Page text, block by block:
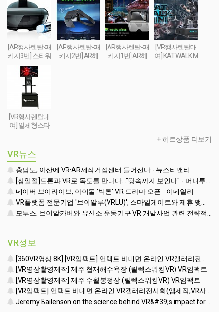
세트 패키지
ng VR SET
ng VR SET (선착
순 100대 / 2019
년 10월까지 한
정 할인판매)
팅건 + 스마트폰
+ AR콘텐츠세
팅
[AR행사렌탈-패
키지3번] 스타워
즈 제다이 챌린
지 AR풀세트(제
다이검 + 센서 +
AR헤드셋 + 스
마트폰) + AR콘
텐츠세팅
[AR행사렌탈-패
키지2번] AR헤
[AR행사렌탈-패
키지1번] AR헤
[VR행사렌탈대
여] KAT WALK M
[VR행사렌탈대
여] 일체형스타
32인치형)
+ 히트상품 더보기
VR뉴스
충남도, 아산에 VR·AR제작거점센터 들어선다 - 뉴스티앤티
[삼일절]드론과 VR로 독도를 만나다…"땅속까지 보인다" - 머니투데이
네이버 브이라이브, 아이돌 '빅톤' VR 드라마 오픈 - 이데일리
VR플랫폼 전문기업 '브이알루(VRLU)', 스마일게이트와 제휴 맺고 '꿀잼' VR게임 쏟아낸다 - 인사이트
모투스, 브이알카버와 유산소 운동기구 VR 개발사업 관련 전략적 제휴 맺어 - 매일경제 - 매일경제
VR정보
[360VR영상 8K] [VR임팩트] 언택트 비대면 온라인 VR갤러리전시회(앱제작,VR사이버투어제작,VR컨텐츠제작) (언택트 ONLINE VR GALLERY)
[VR영상촬영제작] 제주 협재해수욕장 (릴렉스워킹VR) VR임팩트
[VR영상촬영제작] 제주 수월봉정상 (릴렉스워킹VR) VR임팩트
[VR임팩트] 언택트 비대면 온라인 VR갤러리전시회(앱제작,VR사이버투어제작,VR컨텐츠제작)
Jeremy Bailenson on the science behind VR&#39;s impact for training